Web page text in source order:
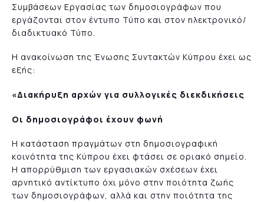
Συμβάσεων Εργασίας των δημοσιογράφων που
εργάζονται στον έντυπο Τύπο και στον ηλεκτρονικό/
διαδικτυακό Τύπο.
Η ανακοίνωση της Ένωσης Συντακτών Κύπρου έχει ως
εξής:
«Διακήρυξη αρχών για συλλογικές διεκδικήσεις
Οι δημοσιογράφοι έχουν φωνή
Η κατάσταση πραγμάτων στη δημοσιογραφική
κοινότητα της Κύπρου έχει φτάσει σε οριακό σημείο.
Η απορρύθμιση των εργασιακών σχέσεων έχει
αρνητικό αντίκτυπο όχι μόνο στην ποιότητα ζωής
των δημοσιογράφων, αλλά και στην ποιότητα της